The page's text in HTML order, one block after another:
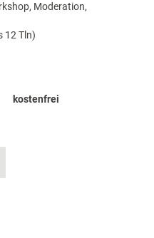
Moderation,
12 Tln)
kostenfrei